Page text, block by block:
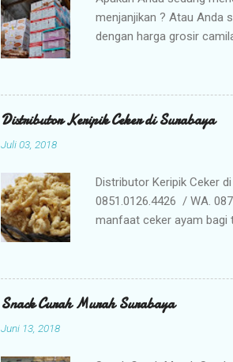
menjanjikan ? Atau Anda
dengan harga grosir
jajanan tradisional dan
Mengapa Memilih
kami adalah distributor
keuntungan Anda saat
Distributor Keripik Ceker di Surabaya
Juli 03, 2018
Distributor Keripik Ceker
0851.0126.4426 / WA.
manfaat ceker ayam bagi
merupakan makanan
digunakan membuat rasa
membuat Keripik Ceker
adalah camilan khas
Snack Curah Murah Surabaya
Juni 13, 2018